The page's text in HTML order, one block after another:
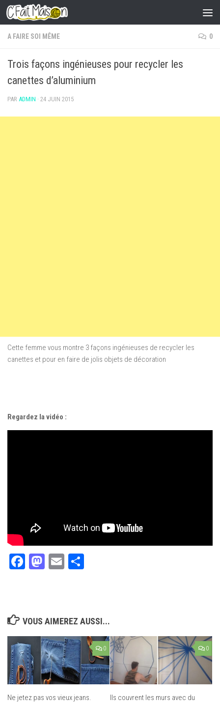
Skip to content
A FAIRE SOI MÊME 0
Trois façons ingénieuses pour recycler les
canettes d’aluminium
PAR ADMIN · 24 JUIN 2015
Cette femme vous montre 3 façons ingénieuses de recycler les
canettes et pour en faire de jolis objets de décoration
Regardez la vidéo :
Facebook
Mastodon
Email
VOUS AIMEREZ AUSSI...
0
Ne jetez pas vos vieux jeans.
0
Ils couvrent les murs avec du